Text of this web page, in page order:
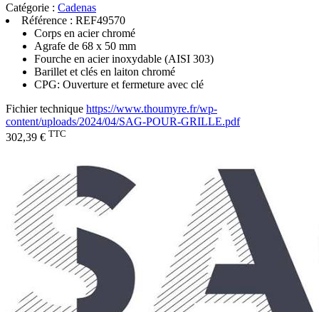
Catégorie : Cadenas
Référence : REF49570
Corps en acier chromé
Agrafe de 68 x 50 mm
Fourche en acier inoxydable (AISI 303)
Barillet et clés en laiton chromé
CPG: Ouverture et fermeture avec clé
Fichier technique https://www.thoumyre.fr/wp-
content/uploads/2024/04/SAG-POUR-GRILLE.pdf
302,39 € TTC